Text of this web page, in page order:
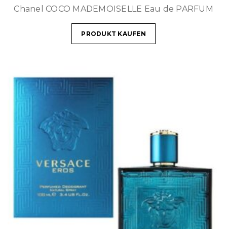
Chanel COCO MADEMOISELLE Eau de PARFUM
PRODUKT KAUFEN